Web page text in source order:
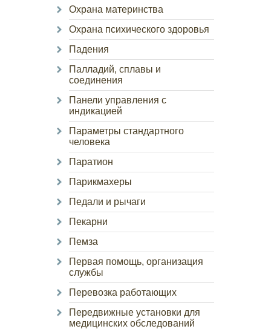
Охрана материнства
Охрана психического здоровья
Падения
Палладий, сплавы и
соединения
Панели управления с
индикацией
Параметры стандартного
человека
Паратион
Парикмахеры
Педали и рычаги
Пекарни
Пемза
Первая помощь, организация
службы
Перевозка работающих
Передвижные установки для
медицинских обследований